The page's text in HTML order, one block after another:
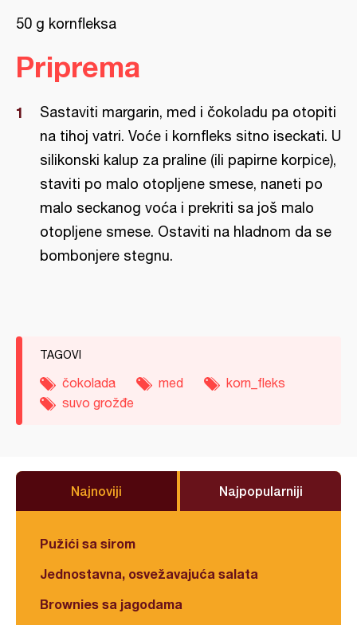
50 g kornfleksa
Priprema
Sastaviti margarin, med i čokoladu pa otopiti
na tihoj vatri. Voće i kornfleks sitno iseckati. U
silikonski kalup za praline (ili papirne korpice),
staviti po malo otopljene smese, naneti po
malo seckanog voća i prekriti sa još malo
otopljene smese. Ostaviti na hladnom da se
bombonjere stegnu.
TAGOVI
čokolada med
korn_fleks
suvo grožđe
Najnoviji Najpopularniji
Pužići sa sirom
Jednostavna, osvežavajuća salata
Brownies sa jagodama